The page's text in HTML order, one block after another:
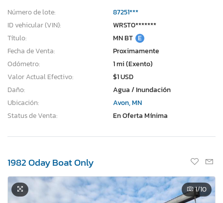
Número de lote:
87251***
ID vehicular (VIN):
WRST0*******
Título:
MN BT E
Fecha de Venta:
Proximamente
Odómetro:
1 mi (Exento)
Valor Actual Efectivo:
$1 USD
Daño:
Agua / Inundación
Ubicación:
Avon, MN
Status de Venta:
En Oferta Mínima
1982 Oday Boat Only
1/10